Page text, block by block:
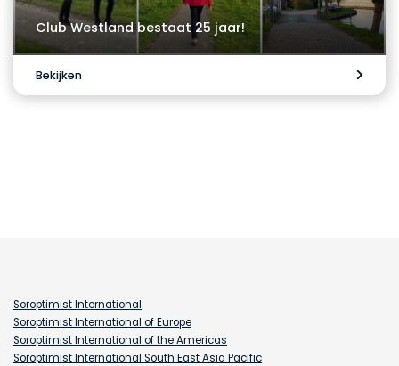
Club Westland bestaat 25 jaar!
Bekijken
Soroptimist International
Soroptimist International of Europe
Soroptimist International of the Americas
Soroptimist International South East Asia Pacific